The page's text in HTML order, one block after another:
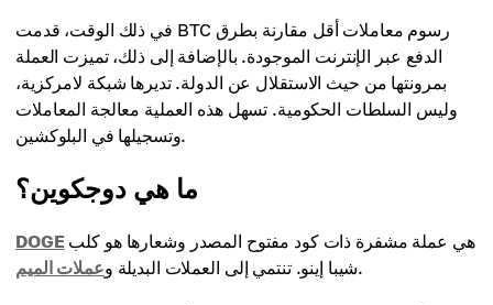
في ذلك الوقت، قدمت BTC رسوم معاملات أقل مقارنة بطرق
الدفع عبر الإنترنت الموجودة. بالإضافة إلى ذلك، تميزت العملة
بمرونتها من حيث الاستقلال عن الدولة. تديرها شبكة لامركزية،
وليس السلطات الحكومية. تسهل هذه العملية معالجة المعاملات
وتسجيلها في البلوكشين.
ما هي دوجكوين؟
DOGEهي عملة مشفرة ذات كود مفتوح المصدر وشعارها هو كلب
شيبا إينو. تنتمي إلى العملات البديلة وعملات الميم .